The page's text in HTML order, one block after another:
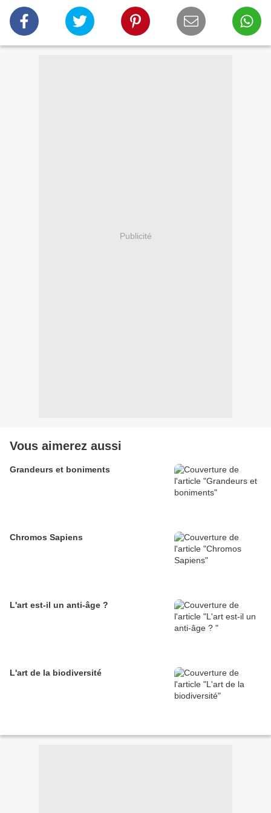
Publicité
Vous aimerez aussi
Grandeurs et boniments
Chromos Sapiens
L'art est-il un anti-âge ?
L'art de la biodiversité